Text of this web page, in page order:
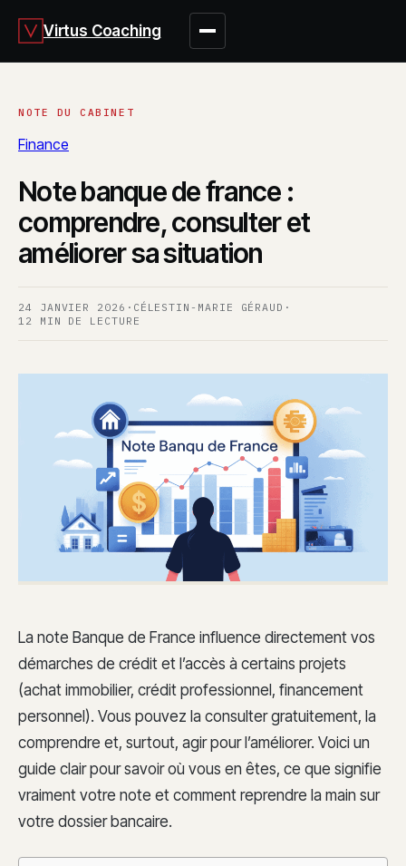
Virtus Coaching
Finance
Note banque de france :
comprendre, consulter et
améliorer sa situation
24 JANVIER 2026 · CÉLESTIN-MARIE GÉRAUD ·
12 MIN DE LECTURE
La note Banque de France influence directement vos
démarches de crédit et l’accès à certains projets
(achat immobilier, crédit professionnel, financement
personnel). Vous pouvez la consulter gratuitement, la
comprendre et, surtout, agir pour l’améliorer. Voici un
guide clair pour savoir où vous en êtes, ce que signifie
vraiment votre note et comment reprendre la main sur
votre dossier bancaire.